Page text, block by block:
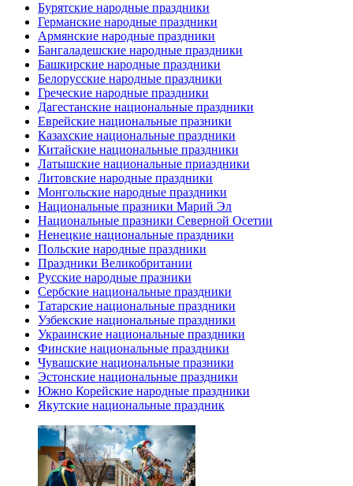
Бурятские народные праздники
Германские народные праздники
Армянские народные праздники
Бангаладешские народные праздники
Башкирские народные праздники
Белорусские народные праздники
Греческие народные праздники
Дагестанские национальные праздники
Еврейские национальные празники
Казахские национальные праздники
Китайские национальные праздники
Латышские национальные приаздники
Литовские народные праздники
Монгольские народные праздники
Национальные празники Марий Эл
Национальные празники Северной Осетии
Ненецкие национальные праздники
Польские народные праздники
Праздники Великобритании
Русские народные празники
Сербские национальные праздники
Татарские национальные праздники
Узбекские национальные праздники
Украинские национальные праздники
Финские национальные праздники
Чувашские национальные празники
Эстонские национальные праздники
Южно Корейские народные праздники
Якутские национальные праздник